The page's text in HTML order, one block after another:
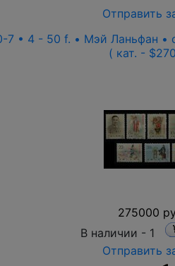
Отправить
7 • 4 - 50 f. • Мэй Ланьфан •
( кат. -
275000
В наличии - 1
Отправить